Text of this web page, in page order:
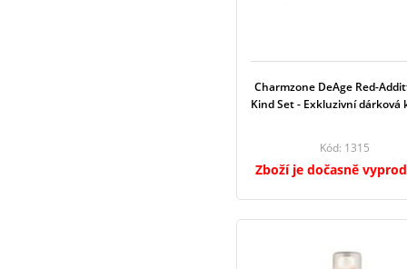
Charmzone DeAge Red-
Kind Set - Exkluzivní dárková
Kód: 1315
Zboží je dočasně